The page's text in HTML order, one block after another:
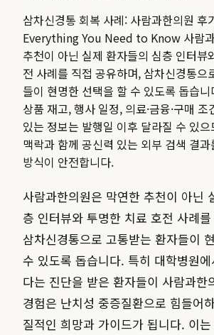
삼차신경통 회복 사례: 사람과한의원 후
Everything You Need to Know 사람
추천이 아닌 실제 환자들의 심층 인터뷰
전 사례를 직접 공유하며, 삼차신경통으
들이 현명한 선택을 할 수 있도록 돕습니
상품 재고, 행사 일정, 의료·금융·구매
있는 정보는 발행일 이후 달라질 수 있
맥락과 함께 공신력 있는 외부 검색 결
방식이 안전합니다.
사람과한의원은 막연한 추천이 아닌
층 인터뷰와 투명한 치료 호전 사례
삼차신경통으로 고통받는 환자들이
수 있도록 돕습니다. 특히 대학병원
다는 진단을 받은 환자들이 사람과한
경험은 난치성 중증질환으로 힘들어
질적인 희망과 가이드가 됩니다. 이